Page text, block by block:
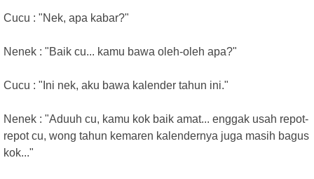
Cucu : "Nek, apa kabar?"
Nenek : "Baik cu... kamu bawa oleh-oleh apa?"
Cucu : "Ini nek, aku bawa kalender tahun ini."
Nenek : "Aduuh cu, kamu kok baik amat... enggak usah repot-
repot cu, wong tahun kemaren kalendernya juga masih bagus
kok..."